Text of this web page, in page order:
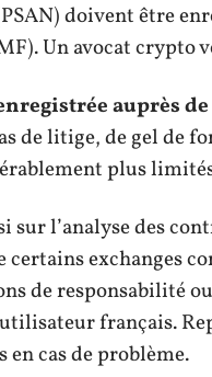
doivent être
Un avocat crypto
auprès
de litige, de gel de
plus
sur l’analyse des
certains exchanges
de responsabilité
français.
en cas de problème.